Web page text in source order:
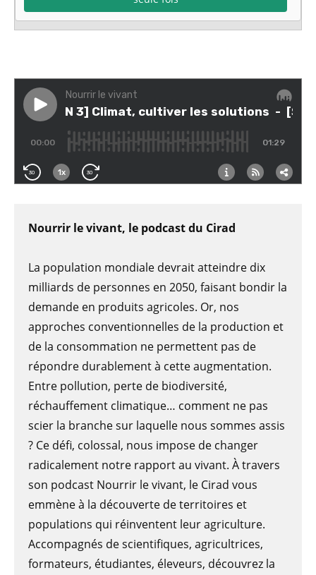
Nourrir le vivant, le podcast du Cirad
La population mondiale devrait atteindre dix
milliards de personnes en 2050, faisant bondir la
demande en produits agricoles. Or, nos
approches conventionnelles de la production et
de la consommation ne permettent pas de
répondre durablement à cette augmentation.
Entre pollution, perte de biodiversité,
réchauffement climatique… comment ne pas
scier la branche sur laquelle nous sommes assis
? Ce défi, colossal, nous impose de changer
radicalement notre rapport au vivant. À travers
son podcast Nourrir le vivant, le Cirad vous
emmène à la découverte de territoires et
populations qui réinventent leur agriculture.
Accompagnés de scientifiques, agricultrices,
formateurs, étudiantes, éleveurs, découvrez la